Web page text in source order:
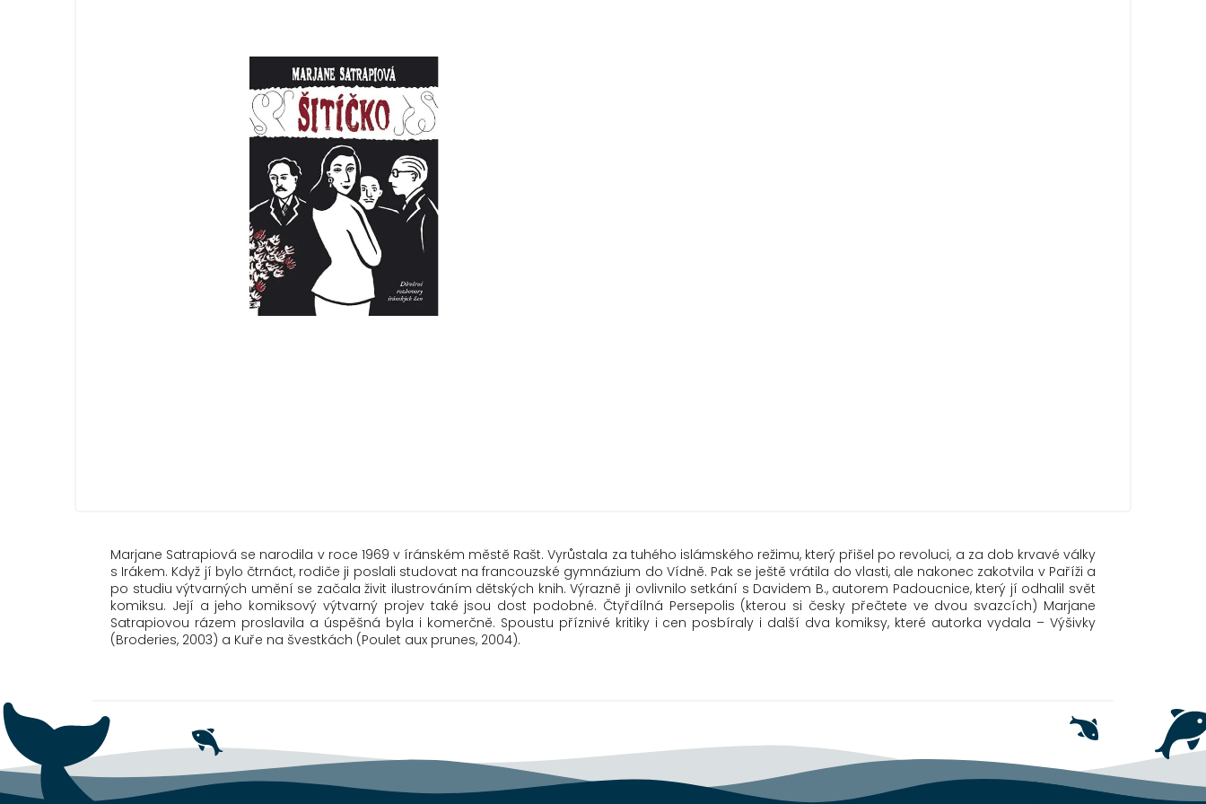
Marjane Satrapiová se narodila v roce 1969 v íránském městě Rašt. Vyrůstala za tuhého islámského režimu, který přišel po revoluci, a za dob krvavé války
s Irákem. Když jí bylo čtrnáct, rodiče ji poslali studovat na francouzské gymnázium do Vídně. Pak se ještě vrátila do vlasti, ale nakonec zakotvila v Paříži a
po studiu výtvarných umění se začala živit ilustrováním dětských knih. Výrazně ji ovlivnilo setkání s Davidem B., autorem Padoucnice, který jí odhalil svět
komiksu. Její a jeho komiksový výtvarný projev také jsou dost podobné. Čtyřdílná Persepolis (kterou si česky přečtete ve dvou svazcích) Marjane
Satrapiovou rázem proslavila a úspěšná byla i komerčně. Spoustu příznivé kritiky i cen posbíraly i další dva komiksy, které autorka vydala – Výšivky
(Broderies, 2003) a Kuře na švestkách (Poulet aux prunes, 2004).